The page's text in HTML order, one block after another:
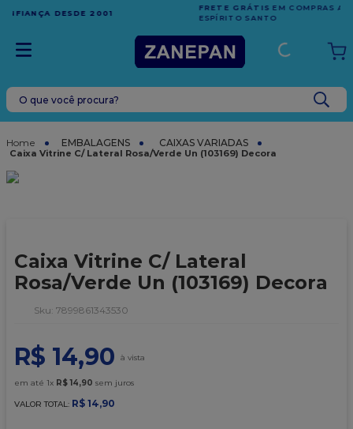
EM COMPRAS ACIMA DE R$1.000,00 PARA O
ESPÍRITO SANTO
O que você procura?
EMBALAGENS CAIXAS VARIADAS
Caixa Vitrine C/ Lateral Rosa/Verde Un (103169) Decora
Caixa Vitrine C/ Lateral
Rosa/Verde Un (103169) Decora
: 7899861343530
R$ 14,90
em até 1x R$ 14,90 sem juros
VALOR TOTAL: R$ 14,90
TERMOS MAIS BUSCADOS
leite condensado
6
sacola
9º
caixa kraft
10º chocolate